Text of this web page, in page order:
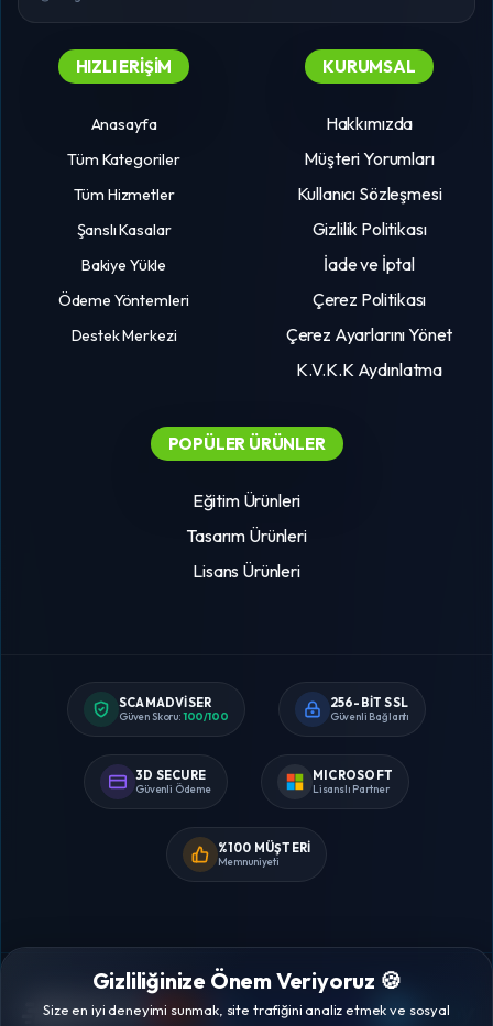
HIZLI ERIŞIM
Anasayfa
Tüm Kategoriler
Tüm Hizmetler
Şanslı Kasalar
Bakiye Yükle
Ödeme Yöntemleri
Destek Merkezi
KURUMSAL
Hakkımızda
Müşteri Yorumları
Kullanıcı Sözleşmesi
Gizlilik Politikası
İade ve İptal
Çerez Politikası
Çerez Ayarlarını Yönet
K.V.K.K Aydınlatma
POPÜLER ÜRÜNLER
Eğitim Ürünleri
Tasarım Ürünleri
Lisans Ürünleri
SCAMADVISER
Güven Skoru:100/100
256-BIT SSL
Güvenli Bağlantı
3D SECURE
Güvenli Ödeme
MICROSOFT
Lisanslı Partner
%100 MÜŞTERI
Memnuniyeti
Gizliliğinize Önem Veriyoruz 🍪
Size en iyi deneyimi sunmak, site trafiğini analiz etmek ve sosyal